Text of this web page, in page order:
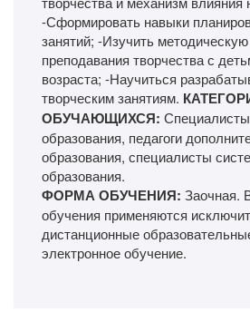
-Сформировать навыки
занятий; -Изучить
преподавания творчества с
возраста; -Научиться
творческим занятиям.
ОБУЧАЮЩИХСЯ:
образования, педагоги
образования, специалисты
образования.
ФОРМА ОБУЧЕНИЯ: Заочная.
обучения применяются
дистанционные
электронное обучение.